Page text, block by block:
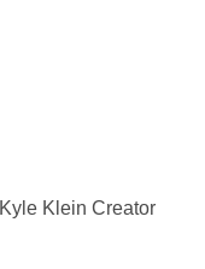
Klein Creator